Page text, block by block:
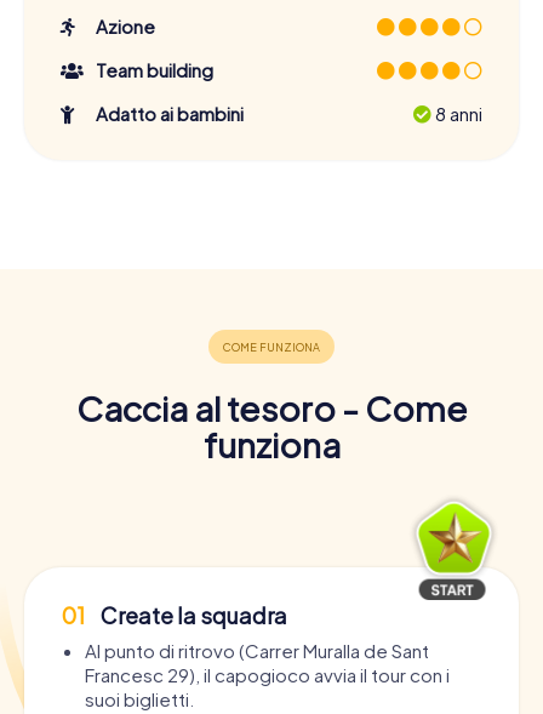
Azione
Team building
Adatto ai bambini
8 anni
Caccia al tesoro - Come
funziona
01 Create la squadra
Al punto di ritrovo (Carrer Muralla de Sant
Francesc 29), il capogioco avvia il tour con i
suoi biglietti.